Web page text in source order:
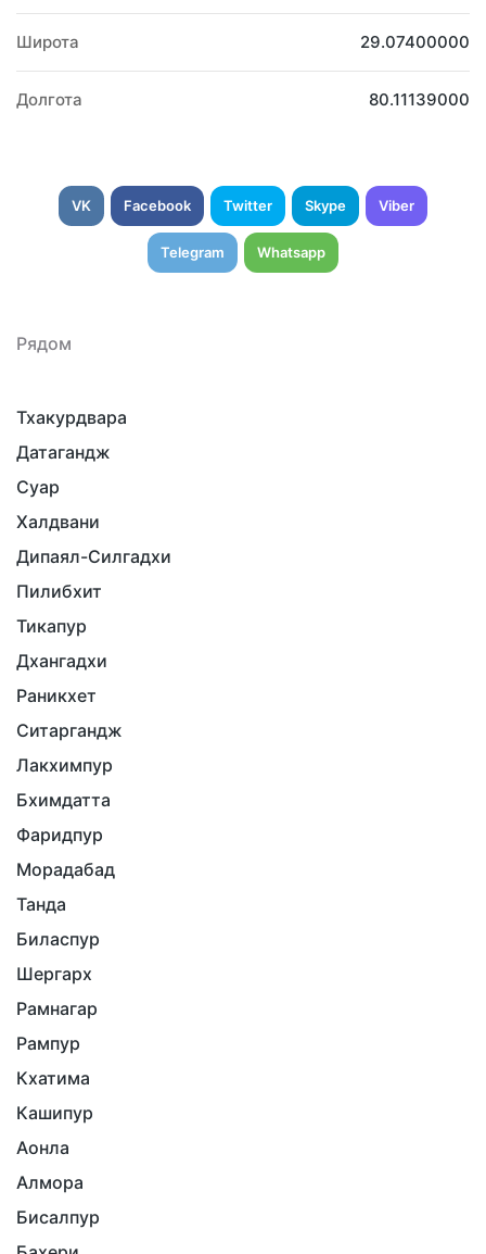
Широта 29.07400000
Долгота 80.11139000
VK Facebook Twitter Skype Viber
Telegram Whatsapp
Рядом
Тхакурдвара
Датагандж
Суар
Халдвани
Дипаял-Силгадхи
Пилибхит
Тикапур
Дхангадхи
Раникхет
Ситаргандж
Лакхимпур
Бхимдатта
Фаридпур
Морадабад
Танда
Биласпур
Шергарх
Рамнагар
Рампур
Кхатима
Кашипур
Аонла
Алмора
Бисалпур